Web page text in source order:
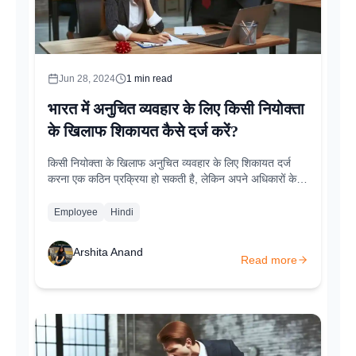
Jun 28, 2024 1 min read
भारत में अनुचित व्यवहार के लिए किसी नियोक्ता
के खिलाफ शिकायत कैसे दर्ज करें?
किसी नियोक्ता के खिलाफ अनुचित व्यवहार के लिए शिकायत दर्ज
करना एक कठिन प्रक्रिया हो सकती है, लेकिन अपने अधिकारों के
सुनिश्चित कर सकते हैं कि आपकी शिकायत सुनी जाए और उसका
Employee Hindi
Arshita Anand
Read more